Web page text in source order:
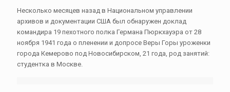
Несколько месяцев назад в Национальном управлении
архивов и документации США был обнаружен доклад
командира 19 пехотного полка Германа Пюркхауэра от 28
ноября 1941 года о пленении и допросе Веры Горы уроженки
города Кемерово под Новосибирском, 21 года, род занятий:
студентка в Москве.